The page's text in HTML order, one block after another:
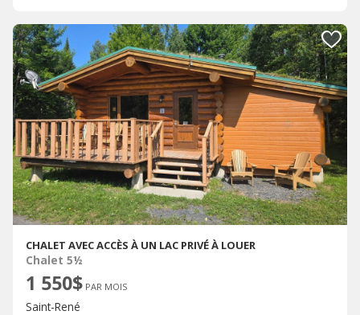
CHALET AVEC ACCÈS À UN LAC PRIVÉ À LOUER
Chalet 5½
1 550$ PAR MOIS
Saint-René